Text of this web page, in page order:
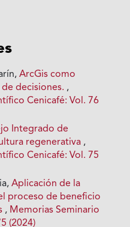
ArcGis como
decisiones. ,
Cenicafé: Vol. 76
Integrado de
regenerativa ,
Cenicafé: Vol. 75
Aplicación de la
proceso de beneficio
, Memorias Seminario
(2024)